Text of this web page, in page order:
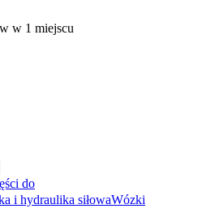
w 1 miejscu
do
i hydraulika siłowaWózki